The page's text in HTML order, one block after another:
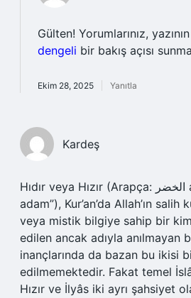
Gülten! Yorumlarınız,
dengeli bir bakış açısı
Ekim 28, 2025 Yanıtla
Kardeş
Hıdır veya Hızır (Arapça: الخضر al-Khiḍr‎ “Yeşil
adam”), Kur’an’da Allah’ın
veya mistik bilgiye sahip bir
edilen ancak adıyla anılmayan
inançlarında da bazan bu ikisi
edilmemektedir. Fakat temel
Hızır ve İlyâs iki ayrı şahsiyet